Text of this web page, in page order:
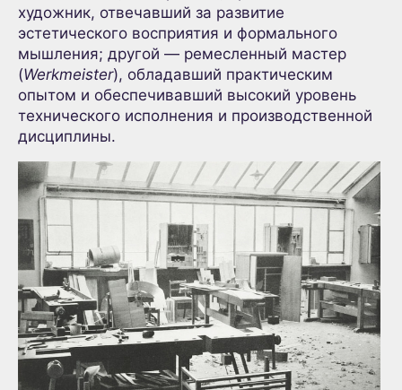
художник, отвечавший за развитие
эстетического восприятия и формального
мышления; другой — ремесленный мастер
(Werkmeister), обладавший практическим
опытом и обеспечивавший высокий уровень
технического исполнения и производственной
дисциплины.